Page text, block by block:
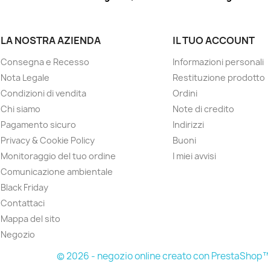
LA NOSTRA AZIENDA
Consegna e Recesso
Nota Legale
Condizioni di vendita
Chi siamo
Pagamento sicuro
Privacy & Cookie Policy
Monitoraggio del tuo ordine
Comunicazione ambientale
Black Friday
Contattaci
Mappa del sito
Negozio
IL TUO ACCOUNT
Informazioni personali
Restituzione prodotto
Ordini
Note di credito
Indirizzi
Buoni
I miei avvisi
© 2026 - negozio online creato con